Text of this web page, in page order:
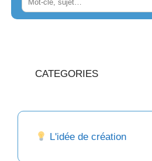
CATEGORIES
L'idée de création